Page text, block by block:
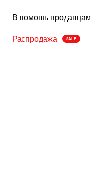
В помощь продавцам
Распродажа SALE